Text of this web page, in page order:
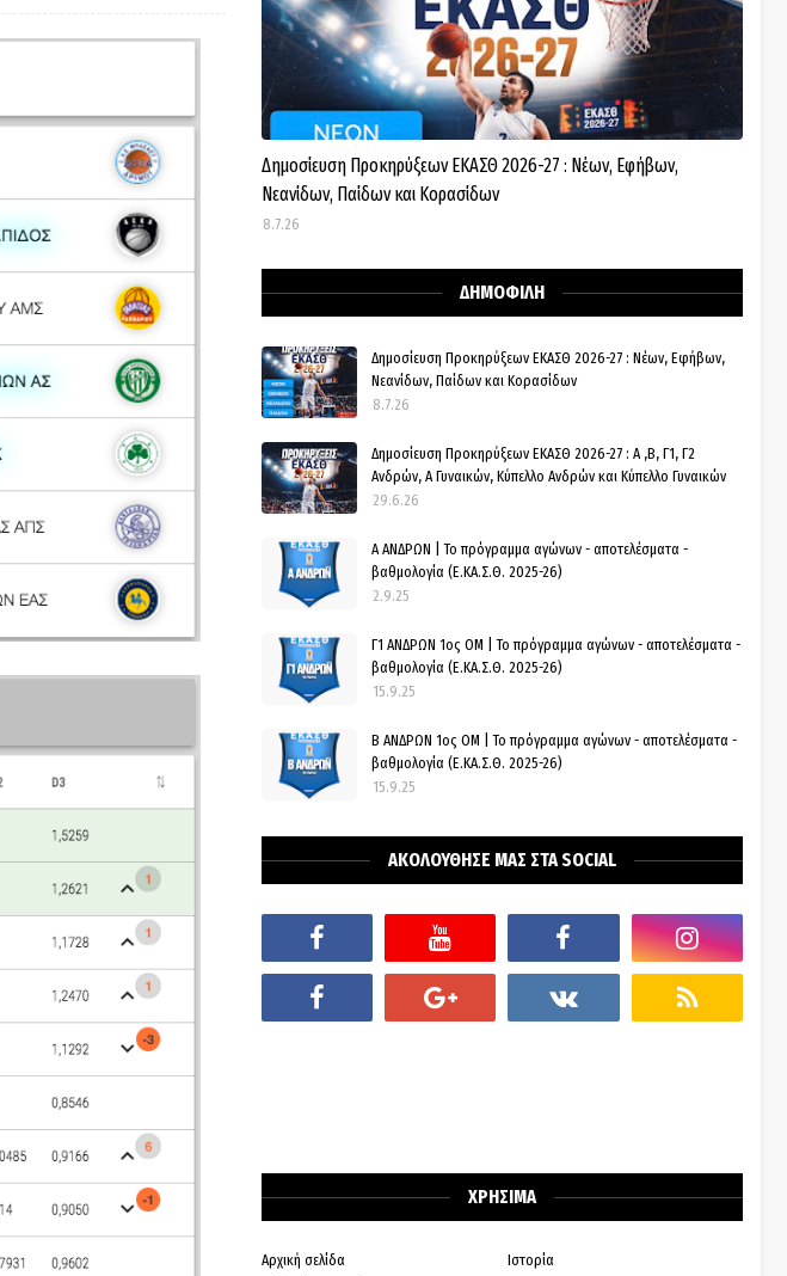
Δημοσίευση Προκηρύξεων ΕΚΑΣΘ 2026-27 : Νέων, Εφήβων,
Νεανίδων, Παίδων και Κορασίδων
8.7.26
ΔΗΜΟΦΙΛΗ
Δημοσίευση Προκηρύξεων ΕΚΑΣΘ 2026-27 : Νέων, Εφήβων,
Νεανίδων, Παίδων και Κορασίδων
8.7.26
Δημοσίευση Προκηρύξεων ΕΚΑΣΘ 2026-27 : Α ,Β, Γ1, Γ2
Ανδρών, Α Γυναικών, Κύπελλο Ανδρών και Κύπελλο Γυναικών
29.6.26
Α ΑΝΔΡΩΝ | Το πρόγραμμα αγώνων - αποτελέσματα -
βαθμολογία (Ε.ΚΑ.Σ.Θ. 2025-26)
2.9.25
Γ1 ΑΝΔΡΩΝ 1ος ΟΜ | Το πρόγραμμα αγώνων - αποτελέσματα -
βαθμολογία (Ε.ΚΑ.Σ.Θ. 2025-26)
15.9.25
Β ΑΝΔΡΩΝ 1ος ΟΜ | Το πρόγραμμα αγώνων - αποτελέσματα -
βαθμολογία (Ε.ΚΑ.Σ.Θ. 2025-26)
15.9.25
ΑΚΟΛΟΥΘΗΣΕ ΜΑΣ ΣΤΑ SOCIAL
ΧΡΗΣΙΜΑ
Αρχική σελίδα
Ιστορία